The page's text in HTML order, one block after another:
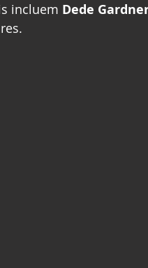
incluem Dede